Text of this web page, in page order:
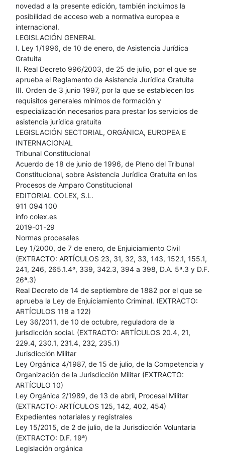
novedad a la presente edición, también incluimos la
posibilidad de acceso web a normativa europea e
internacional.
LEGISLACIÓN GENERAL
I. Ley 1/1996, de 10 de enero, de Asistencia Jurídica
Gratuita
II. Real Decreto 996/2003, de 25 de julio, por el que se
aprueba el Reglamento de Asistencia Jurídica Gratuita
III. Orden de 3 junio 1997, por la que se establecen los
requisitos generales mínimos de formación y
especialización necesarios para prestar los servicios de
asistencia jurídica gratuita
LEGISLACIÓN SECTORIAL, ORGÁNICA, EUROPEA E
INTERNACIONAL
Tribunal Constitucional
Acuerdo de 18 de junio de 1996, de Pleno del Tribunal
Constitucional, sobre Asistencia Jurídica Gratuita en los
Procesos de Amparo Constitucional
EDITORIAL COLEX, S.L.
911 094 100
info colex.es
2019-01-29
Normas procesales
Ley 1/2000, de 7 de enero, de Enjuiciamiento Civil
(EXTRACTO: ARTÍCULOS 23, 31, 32, 33, 143, 152.1, 155.1,
241, 246, 265.1.4º, 339, 342.3, 394 a 398, D.A. 5ª.3 y D.F.
26ª.3)
Real Decreto de 14 de septiembre de 1882 por el que se
aprueba la Ley de Enjuiciamiento Criminal. (EXTRACTO:
ARTÍCULOS 118 a 122)
Ley 36/2011, de 10 de octubre, reguladora de la
jurisdicción social. (EXTRACTO: ARTÍCULOS 20.4, 21,
229.4, 230.1, 231.4, 232, 235.1)
Jurisdicción Militar
Ley Orgánica 4/1987, de 15 de julio, de la Competencia y
Organización de la Jurisdicción Militar (EXTRACTO:
ARTÍCULO 10)
Ley Orgánica 2/1989, de 13 de abril, Procesal Militar
(EXTRACTO: ARTÍCULOS 125, 142, 402, 454)
Expedientes notariales y registrales
Ley 15/2015, de 2 de julio, de la Jurisdicción Voluntaria
(EXTRACTO: D.F. 19ª)
Legislación orgánica